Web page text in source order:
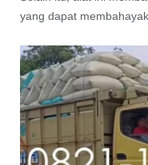
yang dapat